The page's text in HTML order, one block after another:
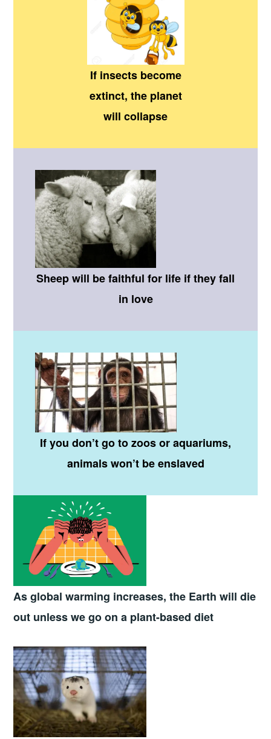
If insects become
extinct, the planet
will collapse
Sheep will be faithful for life if they fall
in love
If you don’t go to zoos or aquariums,
animals won’t be enslaved
As global warming increases,the Earth will die
out unless we go on a plant-based diet